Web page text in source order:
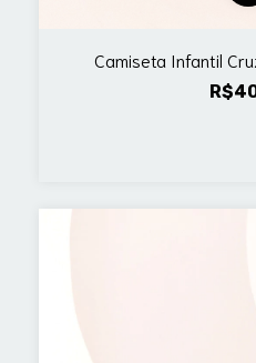
Camiseta Infantil